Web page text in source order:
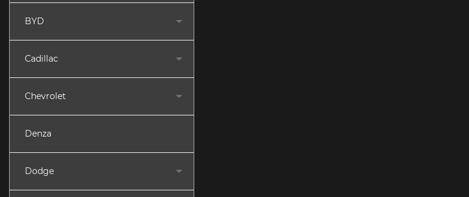
BYD
Cadillac
Chevrolet
Denza
Dodge